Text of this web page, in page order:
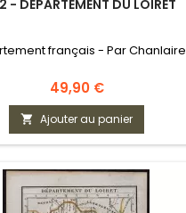
- DÉPARTEMENT DU LOIRET
français - Par Chanlaire
Prix
49,90 €
 Ajouter au panier